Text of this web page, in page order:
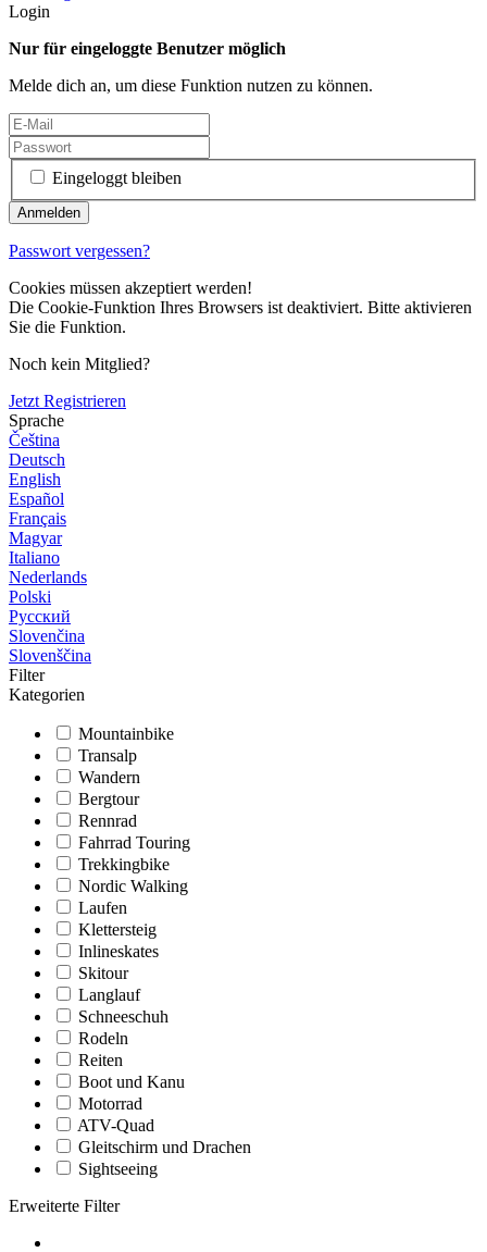
Login
Nur für eingeloggte Benutzer möglich
Melde dich an, um diese Funktion nutzen zu können.
Eingeloggt bleiben
Passwort vergessen?
Cookies müssen akzeptiert werden!
Die Cookie-Funktion Ihres Browsers ist deaktiviert. Bitte aktivieren
Sie die Funktion.
Noch kein Mitglied?
Jetzt Registrieren
Sprache
Čeština
Deutsch
English
Español
Français
Magyar
Italiano
Nederlands
Polski
Русский
Slovenčina
Slovenščina
Filter
Kategorien
Mountainbike
Transalp
Wandern
Bergtour
Rennrad
Fahrrad Touring
Trekkingbike
Nordic Walking
Laufen
Klettersteig
Inlineskates
Skitour
Langlauf
Schneeschuh
Rodeln
Reiten
Boot und Kanu
Motorrad
ATV-Quad
Gleitschirm und Drachen
Sightseeing
Erweiterte Filter